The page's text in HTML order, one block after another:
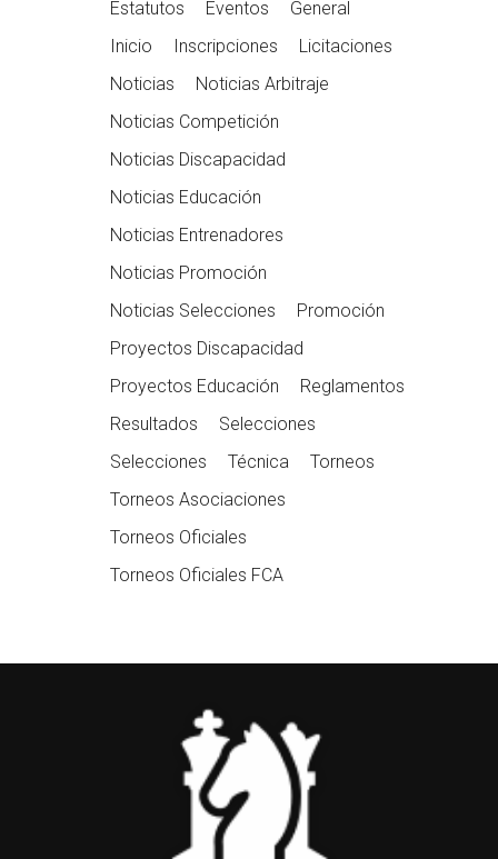
Estatutos
Eventos
General
Inicio
Inscripciones
Licitaciones
Noticias
Noticias Arbitraje
Noticias Competición
Noticias Discapacidad
Noticias Educación
Noticias Entrenadores
Noticias Promoción
Noticias Selecciones
Promoción
Proyectos Discapacidad
Proyectos Educación
Reglamentos
Resultados
Selecciones
Selecciones
Técnica
Torneos
Torneos Asociaciones
Torneos Oficiales
Torneos Oficiales FCA